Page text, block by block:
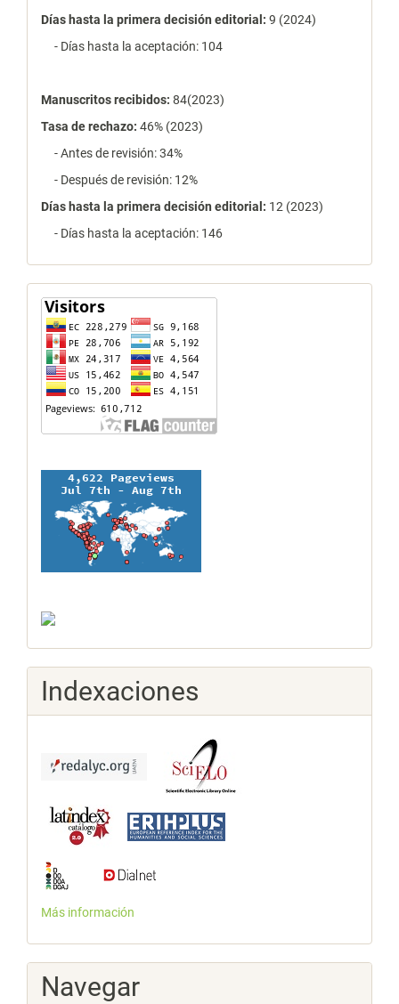
Días hasta la primera decisión editorial: 9 (2024)
- Días hasta la aceptación: 104
Manuscritos recibidos: 84(2023)
Tasa de rechazo: 46% (2023)
- Antes de revisión: 34%
- Después de revisión: 12%
Días hasta la primera decisión editorial: 12 (2023)
- Días hasta la aceptación: 146
contador
Indexaciones
Más información
Navegar